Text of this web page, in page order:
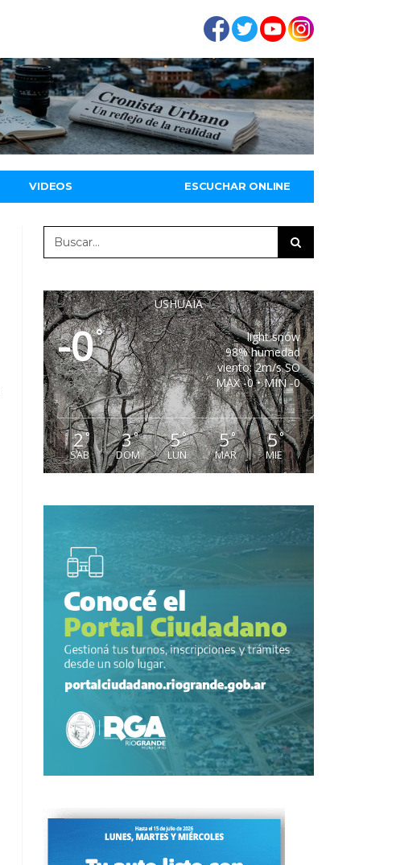
VIDEOS ESCUCHAR ONLINE
USHUAIA
-0°
light snow
98% humedad
viento: 2m/s SO
MAX -0 • MIN -0
2°
SAB
3°
DOM
5°
LUN
5°
MAR
5°
MIE